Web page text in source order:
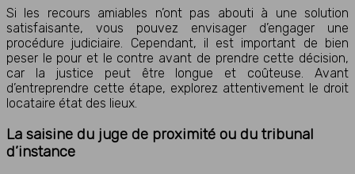
Si les recours amiables n’ont pas abouti à une solution
satisfaisante, vous pouvez envisager d’engager une
procédure judiciaire. Cependant, il est important de bien
peser le pour et le contre avant de prendre cette décision,
car la justice peut être longue et coûteuse. Avant
d’entreprendre cette étape, explorez attentivement le droit
locataire état des lieux.
La saisine du juge de proximité ou du tribunal
d’instance